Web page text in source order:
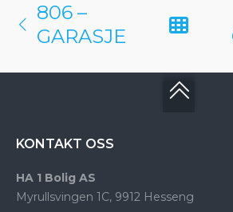
806 –
GARASJE
KONTAKT OSS
HA 1 Bolig AS
Myrullsvingen 1C, 9912 Hesseng